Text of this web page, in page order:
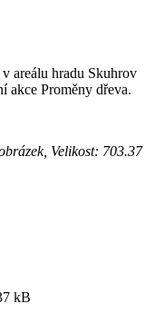
areálu hradu Skuhrov
akce Proměny dřeva.
Velikost: 703.37
kB